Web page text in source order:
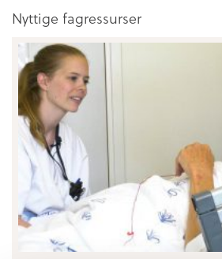
Nyttige fagressurser